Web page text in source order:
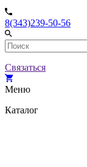
8(343)239-50-56
Связаться
Меню
Каталог